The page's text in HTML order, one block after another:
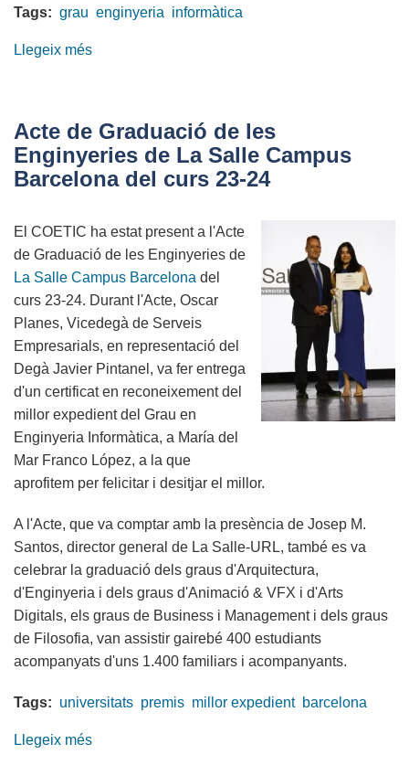
Tags: grau enginyeria informàtica
Llegeix més
2024-
25
a
UdG
Acte de Graduació de les
Enginyeries de La Salle Campus
Barcelona del curs 23-24
El COETIC ha estat present a l'Acte
de Graduació de les Enginyeries de
La Salle Campus Barcelona del
curs 23-24. Durant l'Acte, Oscar
Planes, Vicedegà de Serveis
Empresarials, en representació del
Degà Javier Pintanel, va fer entrega
d'un certificat en reconeixement del
millor expedient del Grau en
Enginyeria Informàtica, a María del
Mar Franco López, a la que
aprofitem per felicitar i desitjar el millor.
A l'Acte, que va comptar amb la presència de Josep M.
Santos, director general de La Salle-URL, també es va
celebrar la graduació dels graus d'Arquitectura,
d'Enginyeria i dels graus d'Animació & VFX i d'Arts
Digitals, els graus de Business i Management i dels graus
de Filosofia, van assistir gairebé 400 estudiants
acompanyats d'uns 1.400 familiars i acompanyants.
Tags: universitats premis millor expedient barcelona
Llegeix més